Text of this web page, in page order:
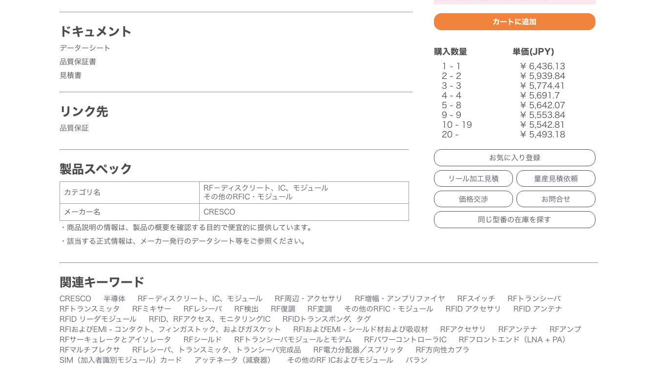
ドキュメント
データーシート
品質保証書
見積書
リンク先
品質保証
製品スペック
カテゴリ名
RF－ディスクリート、IC、モジュール
その他のRFIC・モジュール
メーカー名 CRESCO
・商品説明の情報は、製品の概要を確認する目的で便宜的に提供しています。
・該当する正式情報は、メーカー発行のデータシート等をご参照ください。
購入数量
単価(JPY)
1 - 1
¥ 6,436.13
2 - 2
¥ 5,939.84
3 - 3
¥ 5,774.41
4 - 4
¥ 5,691.7
5 - 8
¥ 5,642.07
9 - 9
¥ 5,553.84
10 - 19
¥ 5,542.81
20 -
¥ 5,493.18
リール加工見積 量産見積依頼
価格交渉 お問合せ
関連キーワード
CRESCO 半導体 RF－ディスクリート、IC、モジュール RF周辺・アクセサリ RF増幅・アンプリファイヤ RFスイッチ
RFトランシーバ
RFトランスミッタ
RFミキサー RFレシーバ RF検出 RF復調 RF変調 その他のRFIC・モジュール RFID アクセサリ
RFID アンテナ
RFID リーダモジュール
RFID、RFアクセス、モニタリングIC
RFIDトランスポンダ、タグ
RFIおよびEMI - コンタクト、フィンガストック、およびガスケット
RFIおよびEMI - シールド材および吸収材 RFアクセサリ RFアンテナ
RFアンプ
RFサーキュレータとアイソレータ
RFシールド RFトランシーバモジュールとモデム RFパワーコントローラIC
RFフロントエンド（LNA + PA）
RFマルチプレクサ
RFレシーバ、トランスミッタ、トランシーバ完成品 RF電力分配器／スプリッタ
RF方向性カプラ
SIM（加入者識別モジュール）カード
アッテネータ（減衰器） その他のRF ICおよびモジュール バラン